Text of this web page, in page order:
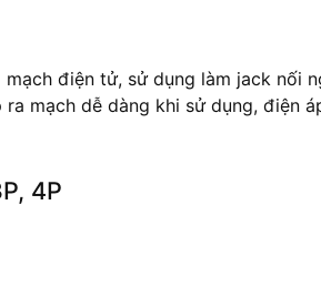
điện tử, sử dụng làm jack nối
mạch dễ dàng khi sử dụng, điện
4P